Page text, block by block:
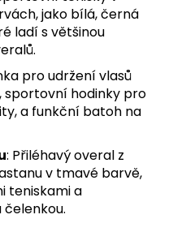
jako bílá, černá
ladí s většinou
pro udržení vlasů
sportovní hodinky pro
a funkční batoh na
: Přiléhavý overal z
v tmavé barvě,
teniskami a